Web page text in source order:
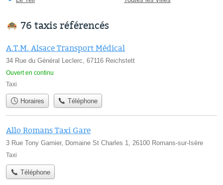
76 taxis référencés
A.T.M. Alsace Transport Médical
34 Rue du Général Leclerc, 67116 Reichstett
Ouvert en continu
Taxi
Horaires Téléphone
Allo Romans Taxi Gare
3 Rue Tony Garnier, Domaine St Charles 1, 26100 Romans-sur-Isère
Taxi
Téléphone